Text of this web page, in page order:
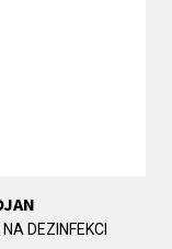
DEZINFEKCI